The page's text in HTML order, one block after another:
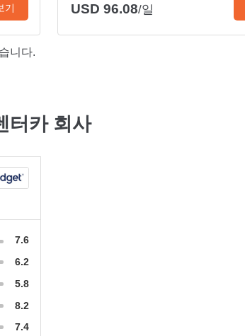
기 USD 96.08/일
니다.
카 회사
7.6
6.2
5.8
8.2
7.4